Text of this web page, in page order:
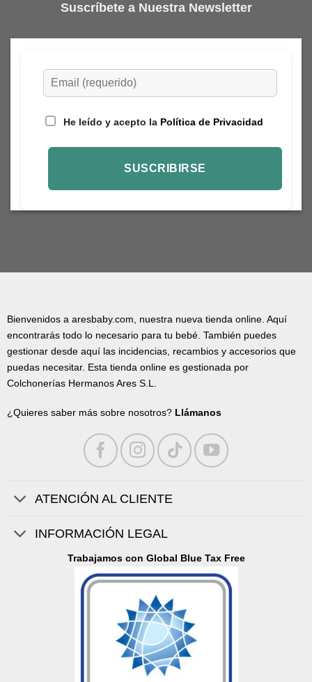
Suscríbete a Nuestra Newsletter
He leído y acepto la Política de Privacidad
Bienvenidos a aresbaby.com, nuestra nueva tienda online. Aquí
encontrarás todo lo necesario para tu bebé. También puedes
gestionar desde aquí las incidencias, recambios y accesorios que
puedas necesitar. Esta tienda online es gestionada por
Colchonerías Hermanos Ares S.L.
¿Quieres saber más sobre nosotros? Llámanos
ATENCIÓN AL CLIENTE
INFORMACIÓN LEGAL
Trabajamos con Global Blue Tax Free